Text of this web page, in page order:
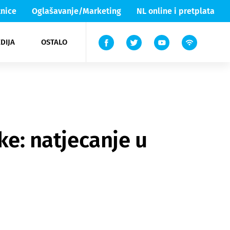
Oglašavanje/Marketing NL online i pretplata
OSTALO
Lika & Senj
TV
natjecanje u